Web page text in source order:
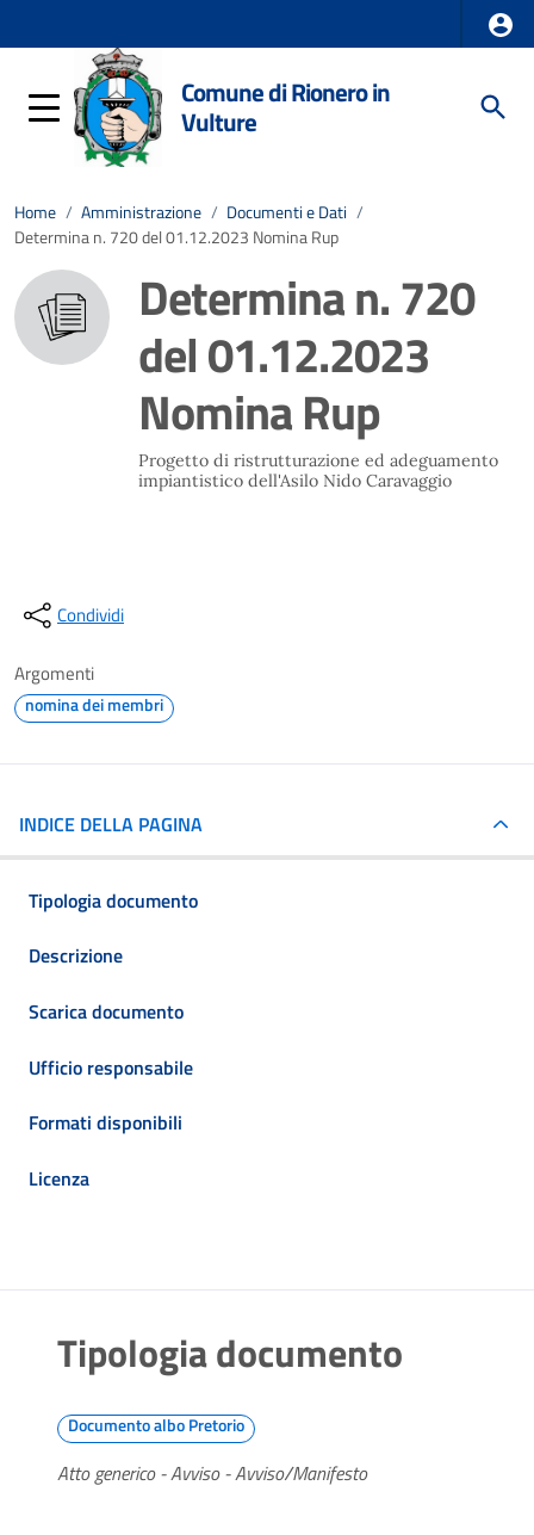
Comune di Rionero in
Vulture
Home / Amministrazione / Documenti e Dati /
Determina n. 720 del 01.12.2023 Nomina Rup
Determina n. 720
del 01.12.2023
Nomina Rup
Progetto di ristrutturazione ed adeguamento
impiantistico dell'Asilo Nido Caravaggio
Condividi
Argomenti
nomina dei membri
INDICE DELLA PAGINA
Tipologia documento
Descrizione
Scarica documento
Ufficio responsabile
Formati disponibili
Licenza
Tipologia documento
Documento albo Pretorio
Atto generico - Avviso - Avviso/Manifesto